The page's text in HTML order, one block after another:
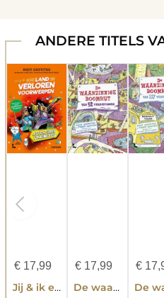
ANDERE TITELS
€17,99
Jij & ik en het land van verloren voorwerpen
€17,99
De waanzinnige boomhut van 52 verdiepingen
€